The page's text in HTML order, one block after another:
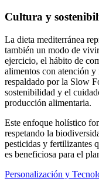
Cultura y
La dieta mediterránea
también un modo de
ejercicio, el hábito de
alimentos con atención y
respaldado por la Slow
sostenibilidad y el
producción alimentaria.
Este enfoque holístico
respetando la
pesticidas y fertilizantes
es beneficiosa para el
Personalización y